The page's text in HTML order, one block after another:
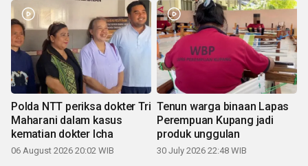
Polda NTT periksa dokter Tri
Maharani dalam kasus
kematian dokter Icha
06 August 2026 20:02 WIB
Tenun warga binaan Lapas
Perempuan Kupang jadi
produk unggulan
30 July 2026 22:48 WIB